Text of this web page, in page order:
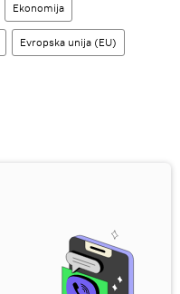
Ekonomija
Evropska unija (EU)